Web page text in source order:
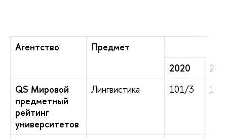
Агентство
Предмет
2020
QS Мировой
предметный
рейтинг
университетов
Лингвистика 101/3